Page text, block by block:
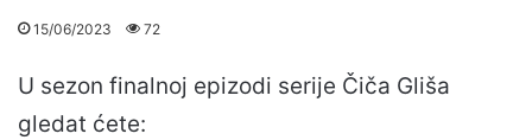
15/06/2023 72
U sezon finalnoj epizodi serije Čiča Gliša
gledat ćete: